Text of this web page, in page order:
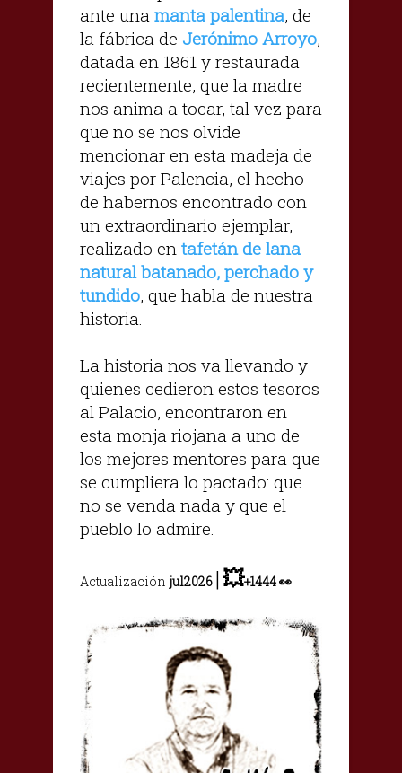
ante una manta palentina, de
la fábrica de Jerónimo Arroyo,
datada en 1861 y restaurada
recientemente, que la madre
nos anima a tocar, tal vez para
que no se nos olvide
mencionar en esta madeja de
viajes por Palencia, el hecho
de habernos encontrado con
un extraordinario ejemplar,
realizado en tafetán de lana
natural batanado, perchado y
tundido, que habla de nuestra
historia.
La historia nos va llevando y
quienes cedieron estos tesoros
al Palacio, encontraron en
esta monja riojana a uno de
los mejores mentores para que
se cumpliera lo pactado: que
no se venda nada y que el
pueblo lo admire.
Actualización jul2026 |💥+1444👀